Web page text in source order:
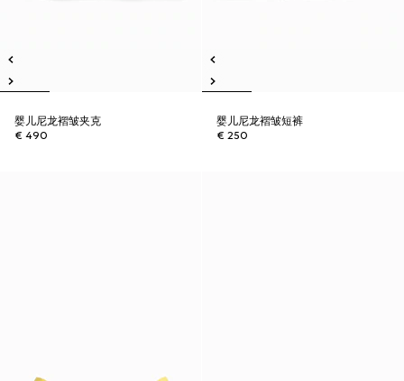
婴儿尼龙褶皱夹克
€ 490
婴儿尼龙褶皱短裤
€ 250